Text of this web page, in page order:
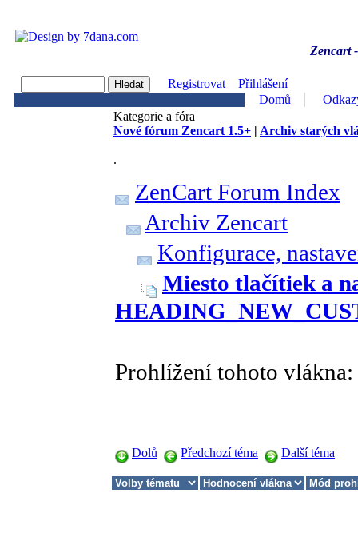
Zencart
Registrovat
Přihlášení
Domů
Kategorie a fóra
Nové fórum Zencart 1.5+ | Archiv starých
.
ZenCart Forum Index
Archiv Zencart
Konfigurace,
Miesto tlačítiek a
Prohlížení tohoto
Dolů Předchozí téma Další téma